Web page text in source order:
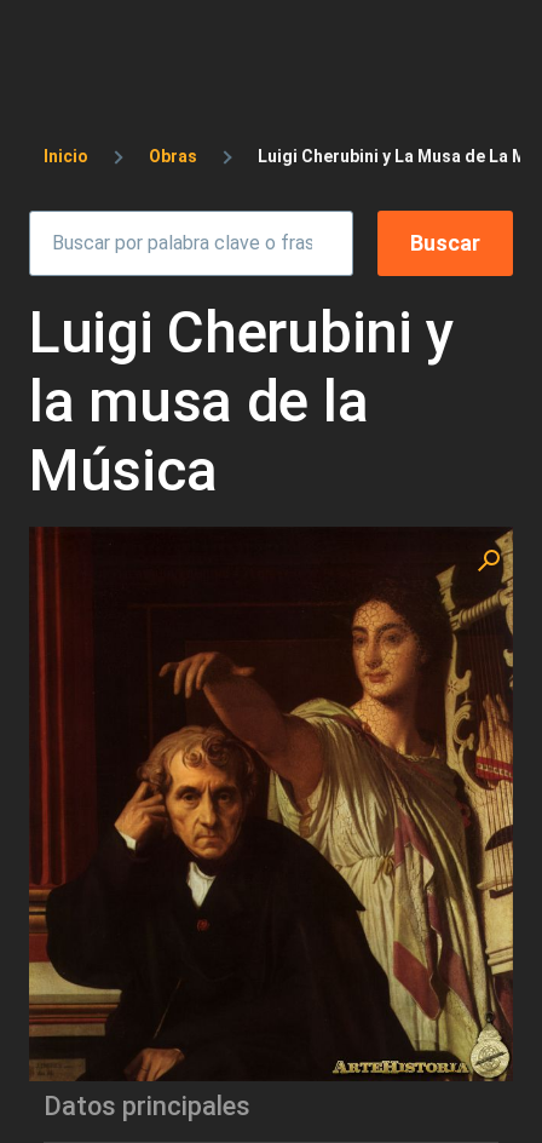
Sobrescribir enlaces de ayuda a la
Inicio Obras Luigi Cherubini y La Musa de La
Luigi Cherubini y
la musa de la
Música
Datos principales